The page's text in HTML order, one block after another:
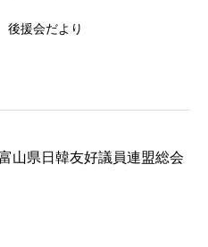
後援会だより
山県日韓友好議員連盟総会